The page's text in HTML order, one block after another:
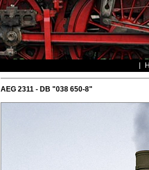
AEG 2311 - DB "038 650-8"